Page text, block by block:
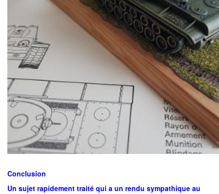
Conclusion
Un sujet rapidement traité qui a un rendu sympathique au